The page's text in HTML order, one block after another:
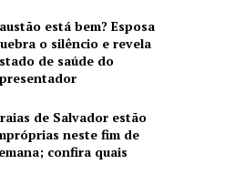
está bem? Esposa
o silêncio e revela
de saúde do
de Salvador estão
neste fim de
confira quais